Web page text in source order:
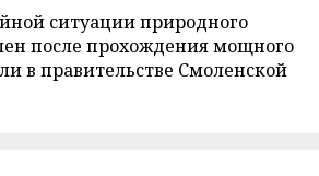
ситуации природного
после прохождения мощного
в правительстве Смоленской